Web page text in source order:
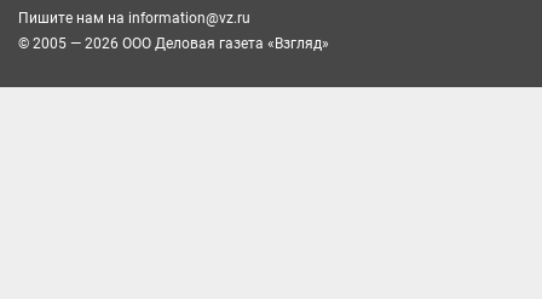
Пишите нам на information@vz.ru
© 2005 — 2026 ООО Деловая газета «Взгляд»